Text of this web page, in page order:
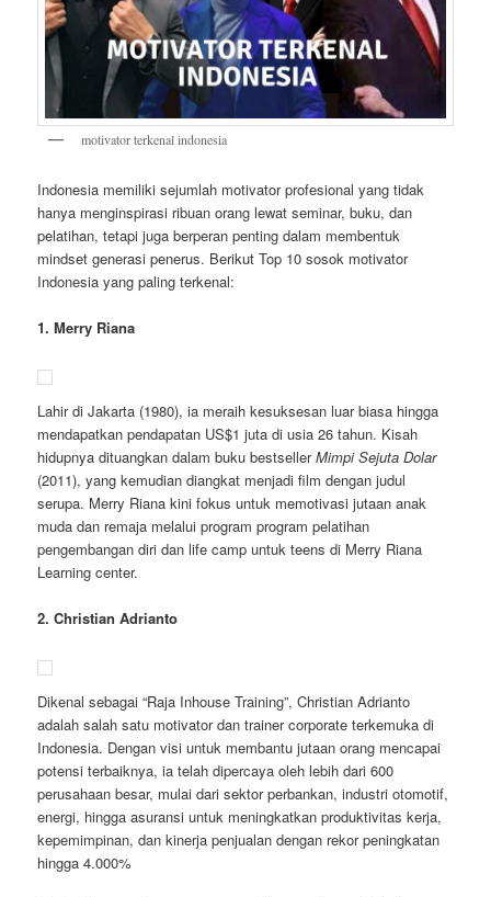
motivator terkenal indonesia
Indonesia memiliki sejumlah motivator profesional yang tidak
hanya menginspirasi ribuan orang lewat seminar, buku, dan
pelatihan, tetapi juga berperan penting dalam membentuk
mindset generasi penerus. Berikut Top 10 sosok motivator
Indonesia yang paling terkenal:
1. Merry Riana
Lahir di Jakarta (1980), ia meraih kesuksesan luar biasa hingga
mendapatkan pendapatan US$1 juta di usia 26 tahun. Kisah
hidupnya dituangkan dalam buku bestsellerMimpi Sejuta Dolar
(2011), yang kemudian diangkat menjadi film dengan judul
serupa. Merry Riana kini fokus untuk memotivasi jutaan anak
muda dan remaja melalui program program pelatihan
pengembangan diri dan life camp untuk teens di Merry Riana
Learning center.
2. Christian Adrianto
Dikenal sebagai “Raja Inhouse Training”, Christian Adrianto
adalah salah satu motivator dan trainer corporate terkemuka di
Indonesia. Dengan visi untuk membantu jutaan orang mencapai
potensi terbaiknya, ia telah dipercaya oleh lebih dari 600
perusahaan besar, mulai dari sektor perbankan, industri otomotif,
energi, hingga asuransi untuk meningkatkan produktivitas kerja,
kepemimpinan, dan kinerja penjualan dengan rekor peningkatan
hingga 4.000%